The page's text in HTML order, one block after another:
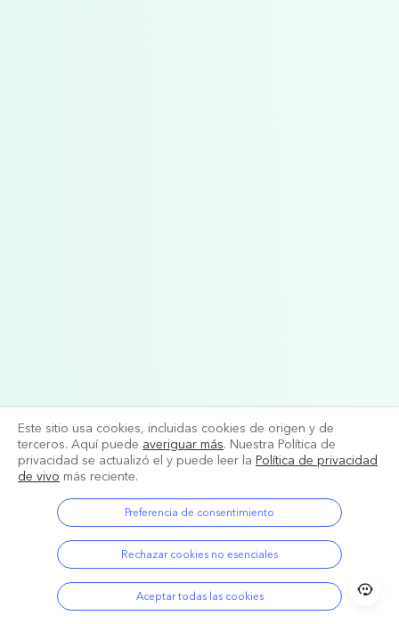
Este sitio usa cookies, incluidas cookies de origen y de
terceros. Aquí puede averiguar más. Nuestra Política de
privacidad se actualizó el y puede leer la Política de privacidad
de vivo más reciente.
Preferencia de consentimiento
Rechazar cookies no esenciales
Aceptar todas las cookies